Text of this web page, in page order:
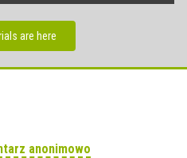
are here
anonimowo